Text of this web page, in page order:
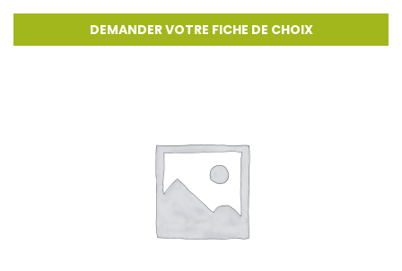
DEMANDER VOTRE FICHE DE CHOIX